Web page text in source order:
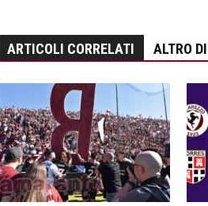
ARTICOLI CORRELATI ALTRO